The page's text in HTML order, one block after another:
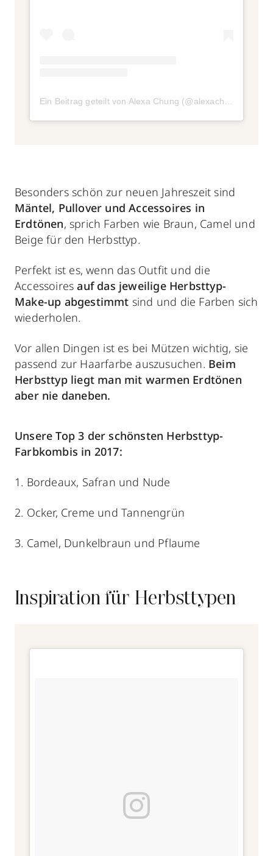
Besonders schön zur neuen Jahreszeit sind
Mäntel, Pullover und Accessoires in
Erdtönen, sprich Farben wie Braun, Camel und
Beige für den Herbsttyp.
Perfekt ist es, wenn das Outfit und die
Accessoiresauf das jeweilige Herbsttyp-
Make-up abgestimmt sind und die Farben sich
wiederholen.
Vor allen Dingen ist es bei Mützen wichtig, sie
passend zur Haarfarbe auszusuchen. Beim
Herbsttyp liegt man mit warmen Erdtönen
aber nie daneben.
Unsere Top 3 der schönsten Herbsttyp-
Farbkombis in 2017:
1. Bordeaux, Safran und Nude
2. Ocker, Creme und Tannengrün
3. Camel, Dunkelbraun und Pflaume
Inspiration für Herbsttypen